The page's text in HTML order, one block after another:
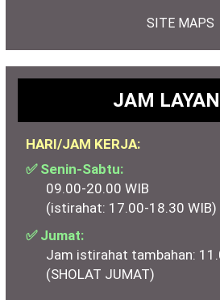
SITE MAPS
JAM
HARI/JAM KERJA:
✅ Senin-Sabtu:
09.00-20.00 WIB
(istirahat: 17.00-18.30 WIB)
✅ Jumat:
Jam istirahat tambahan:
(SHOLAT JUMAT)